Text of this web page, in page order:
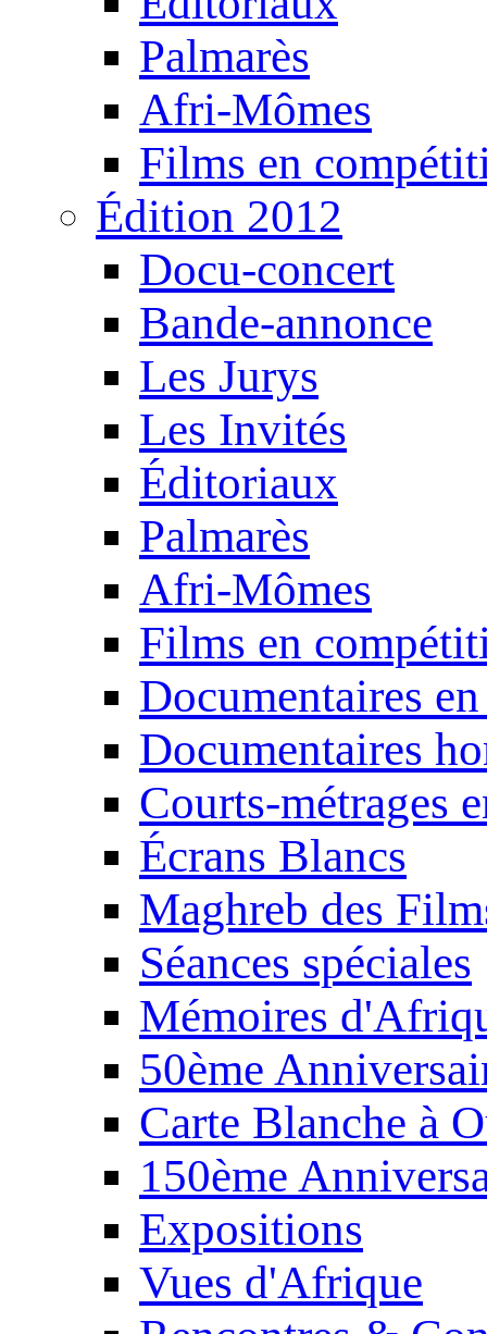
Palmarès
Afri-Mômes
Films en
Édition 2012
Docu-concert
Bande-annonce
Les Jurys
Les Invités
Éditoriaux
Palmarès
Afri-Mômes
Films en
Documentaires
Documentaires
Courts-métrages
Écrans Blancs
Maghreb des
Séances spéciales
Mémoires
50ème
Carte Blanche à
150ème
Expositions
Vues d'Afrique